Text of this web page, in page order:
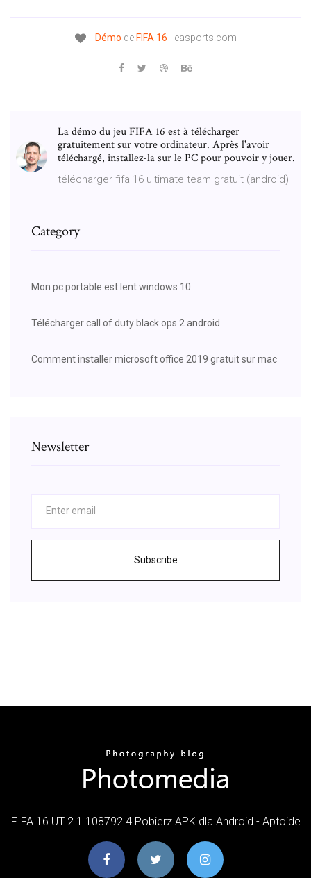
Démo de FIFA 16 - easports.com
La démo du jeu FIFA 16 est à télécharger
gratuitement sur votre ordinateur. Après l'avoir
téléchargé, installez-la sur le PC pour pouvoir y jouer.
télécharger fifa 16 ultimate team gratuit (android)
Category
Mon pc portable est lent windows 10
Télécharger call of duty black ops 2 android
Comment installer microsoft office 2019 gratuit sur mac
Newsletter
Subscribe
FIFA 16 UT 2.1.108792.4 Pobierz APK dla Android - Aptoide